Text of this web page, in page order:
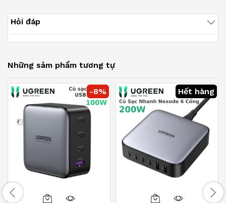
Hỏi đáp
Những sảm phẩm tương tự
-8% Hết hàng